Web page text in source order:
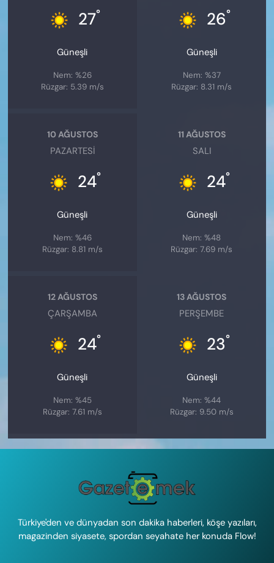
27°
Güneşli
Nem: %26
Rüzgar: 5.39 m/s
26°
Güneşli
Nem: %37
Rüzgar: 8.31 m/s
10 AĞUSTOS
PAZARTESI
24°
Güneşli
Nem: %46
Rüzgar: 8.81 m/s
11 AĞUSTOS
SALI
24°
Güneşli
Nem: %48
Rüzgar: 7.69 m/s
12 AĞUSTOS
ÇARŞAMBA
24°
Güneşli
Nem: %45
Rüzgar: 7.61 m/s
13 AĞUSTOS
PERŞEMBE
23°
Güneşli
Nem: %44
Rüzgar: 9.50 m/s
Türkiye'den ve dünyadan son dakika haberleri, köşe yazıları,
magazinden siyasete, spordan seyahate her konuda Flow!